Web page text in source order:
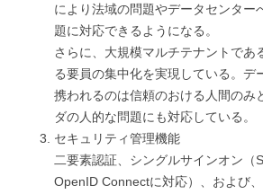
により法域の問題やデータセンター
題に対応できるようになる。
さらに、大規模マルチテナントであ
る要員の集中化を実現している。デ
携われるのは信頼のおける人間のみ
ダの人的な問題にも対応している。
セキュリティ管理機能
二要素認証、シングルサインオン（
OpenID Connectに対応）、および